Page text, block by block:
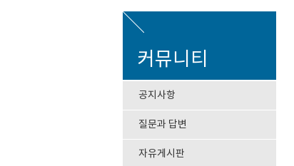
커뮤니티
공지사항
질문과 답변
자유게시판